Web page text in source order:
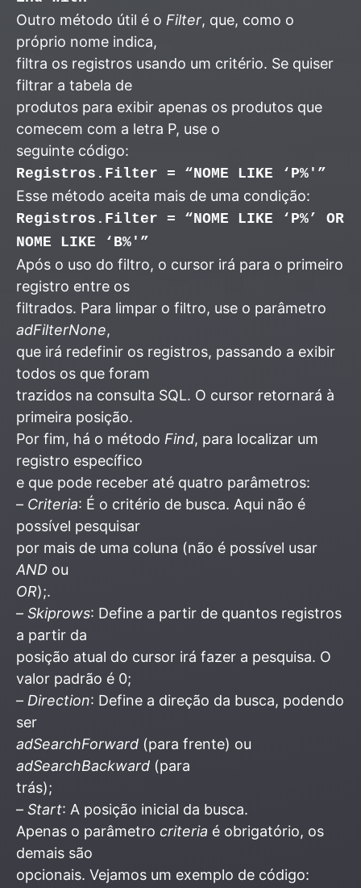
Outro método útil é o Filter, que, como o
próprio nome indica,
filtra os registros usando um critério. Se quiser
filtrar a tabela de
produtos para exibir apenas os produtos que
comecem com a letra P, use o
seguinte código:
Registros.Filter = “NOME LIKE ‘P%'”
Esse método aceita mais de uma condição:
Registros.Filter = “NOME LIKE ‘P%’ OR
NOME LIKE ‘B%'”
Após o uso do filtro, o cursor irá para o primeiro
registro entre os
filtrados. Para limpar o filtro, use o parâmetro
adFilterNone,
que irá redefinir os registros, passando a exibir
todos os que foram
trazidos na consulta SQL. O cursor retornará à
primeira posição.
Por fim, há o método Find, para localizar um
registro específico
e que pode receber até quatro parâmetros:
– Criteria: É o critério de busca. Aqui não é
possível pesquisar
por mais de uma coluna (não é possível usar
AND ou
OR);.
– Skiprows: Define a partir de quantos registros
a partir da
posição atual do cursor irá fazer a pesquisa. O
valor padrão é 0;
– Direction: Define a direção da busca, podendo
ser
adSearchForward (para frente) ou
adSearchBackward (para
trás);
– Start: A posição inicial da busca.
Apenas o parâmetro criteria é obrigatório, os
demais são
opcionais. Vejamos um exemplo de código: